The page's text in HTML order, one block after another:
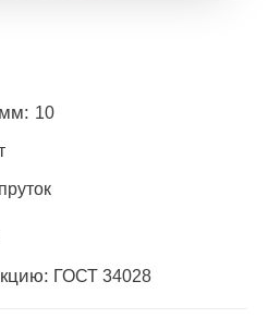
10
пруток
ГОСТ 34028